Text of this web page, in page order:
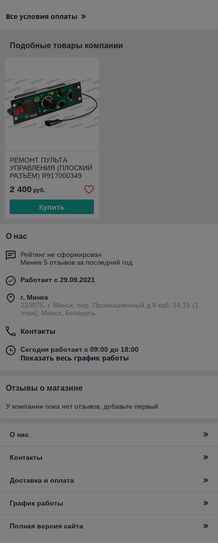
Все условия оплаты
Подобные товары компании
РЕМОНТ ПУЛЬТА
УПРАВЛЕНИЯ (ПЛОСКИЙ
РАЗЪЁМ) R917000349
EHR-CAN / ОБМЕННЫЙ
ФОНД
2 400 руб.
Купить
О нас
Рейтинг не сформирован
Менее 5 отзывов за последний год
Работает с 29.09.2021
г. Минск
220075, г. Минск, пер. Промышленный д.8 каб. 14,15 (1
этаж), Минск, Беларусь
Контакты
Сегодня работает с 09:00 до 18:00
Показать весь график работы
Отзывы о магазине
У компании пока нет отзывов, добавьте первый
О нас
Контакты
Доставка и оплата
График работы
Полная версия сайта